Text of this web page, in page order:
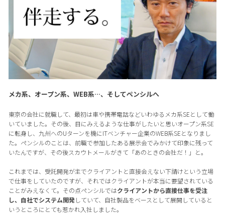
メカ系、オープン系、WEB系…、そしてペンシルへ
東京の会社に就職して、最初は車や携帯電話などいわゆるメカ系SEとして働
いていました。その後、目にみえるような仕事がしたいと思いオープン系SE
に転身し、九州へのUターンを機にITベンチャー企業のWEB系SEとなりまし
た。ペンシルのことは、前職で参加したある展示会でみかけて印象に残って
いたんですが、その後スカウトメールがきて「あのときの会社だ！」と。
これまでは、受託開発が主でクライアントと直接会えない下請けという立場
で仕事をしていたのですが、それではクライアントが本当に要望されている
ことがみえなくて。その点ペンシルではクライアントから直接仕事を受注
し、自社でシステム開発していて、自社製品をベースとして展開していると
いうところにとても惹かれ入社しました。